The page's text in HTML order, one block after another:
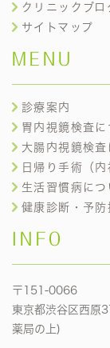
クリニックブロ
サイトマップ
MENU
診療案内
胃内視鏡検査に
大腸内視鏡検査
日帰り手術（
生活習慣病につ
健康診断・予防
INFO
〒151-0066
東京都渋谷区西原
薬局の上)